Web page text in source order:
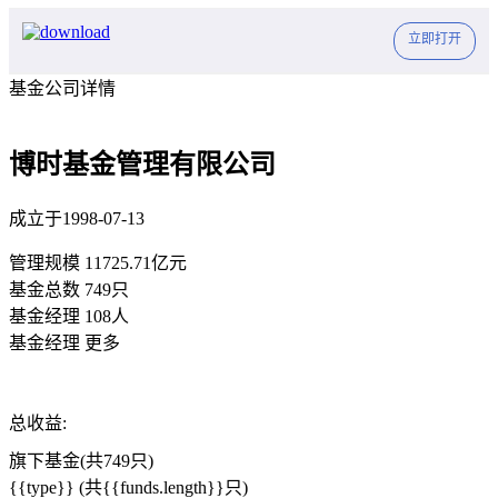
立即打开
基金公司详情
博时基金管理有限公司
成立于1998-07-13
管理规模 11725.71亿元
基金总数 749只
基金经理 108人
基金经理 更多
总收益:
旗下基金(共749只)
{{type}} (共{{funds.length}}只)